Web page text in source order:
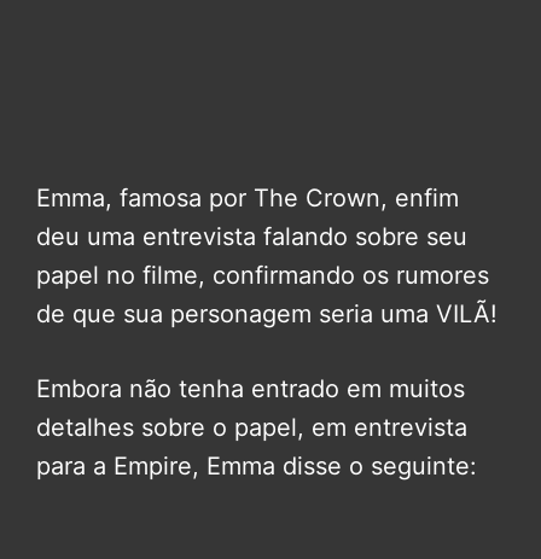
Emma, famosa por The Crown, enfim
deu uma entrevista falando sobre seu
papel no filme, confirmando os rumores
de que sua personagem seria uma VILÃ!
Embora não tenha entrado em muitos
detalhes sobre o papel, em entrevista
para a Empire, Emma disse o seguinte: